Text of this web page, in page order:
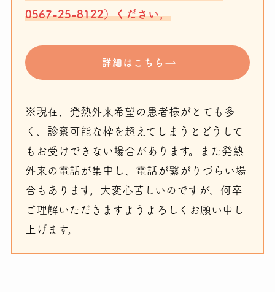
0567-25-8122）ください。
詳細はこちら
※現在、発熱外来希望の患者様がとても多
く、診察可能な枠を超えてしまうとどうして
もお受けできない場合があります。また発熱
外来の電話が集中し、電話が繋がりづらい場
合もあります。大変心苦しいのですが、何卒
ご理解いただきますようよろしくお願い申し
上げます。